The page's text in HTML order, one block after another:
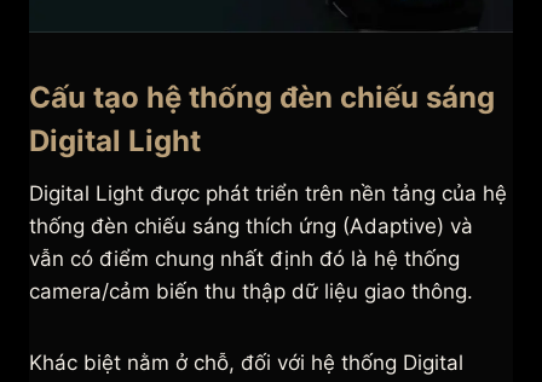
Cấu tạo hệ thống đèn chiếu sáng
Digital Light
Digital Light được phát triển trên nền tảng của hệ
thống đèn chiếu sáng thích ứng (Adaptive) và
vẫn có điểm chung nhất định đó là hệ thống
camera/cảm biến thu thập dữ liệu giao thông.
Khác biệt nằm ở chỗ, đối với hệ thống Digital